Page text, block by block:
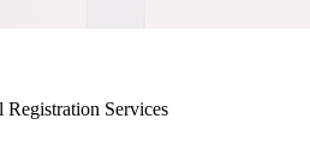
Services